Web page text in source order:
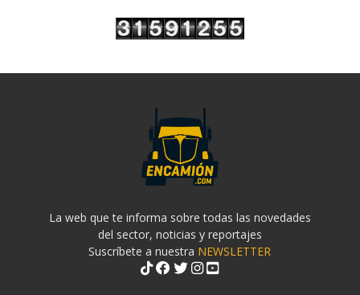
La web que te informa sobre todas las novedades
del sector, noticias y reportajes
Suscríbete a nuestra NEWSLETTER